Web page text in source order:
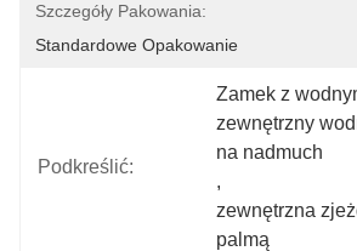
Szczegóły Pakowania:
Standardowe Opakowanie
Podkreślić:
Zamek z
zewnętrzny
na nadmuch
,
zewnętrzna
palmą